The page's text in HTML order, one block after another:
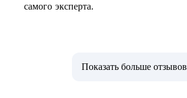
самого эксперта.
Показать больше отзывов